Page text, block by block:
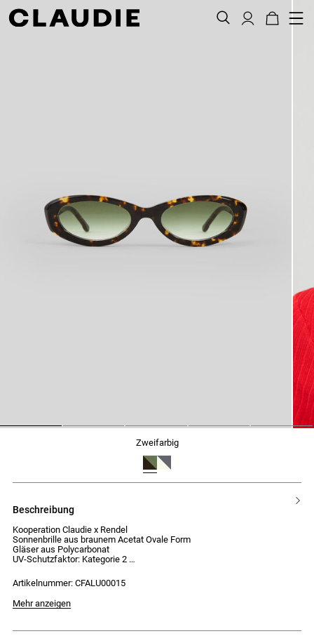
zweifarbig
beschreibung
Kooperation Claudie x Rendel
Sonnenbrille aus braunem Acetat Ovale Form
Gläser aus Polycarbonat
UV-Schutzfaktor: Kategorie 2
Artikelnummer: CFALU00015
Mehr anzeigen